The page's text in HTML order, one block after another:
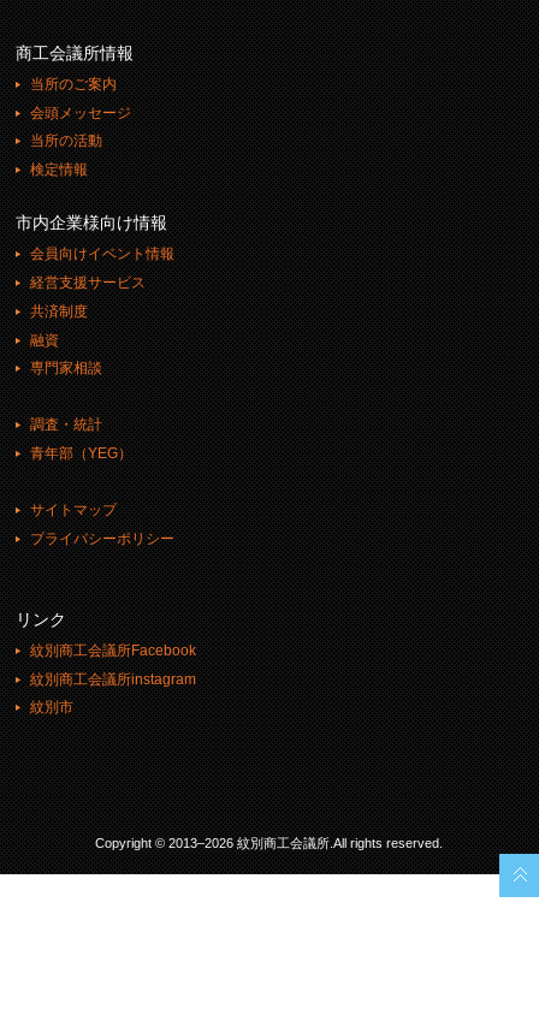
商工会議所情報
当所のご案内
会頭メッセージ
当所の活動
検定情報
市内企業様向け情報
会員向けイベント情報
経営支援サービス
共済制度
融資
専門家相談
調査・統計
青年部（YEG）
サイトマップ
プライバシーポリシー
リンク
紋別商工会議所Facebook
紋別商工会議所instagram
紋別市
Copyright © 2013–2026 紋別商工会議所.All rights reserved.